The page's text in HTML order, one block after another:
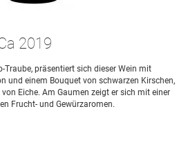
2019
Traube, präsentiert sich dieser Wein mit
und einem Bouquet von schwarzen Kirschen,
Eiche. Am Gaumen zeigt er sich mit einer
Frucht- und Gewürzaromen.